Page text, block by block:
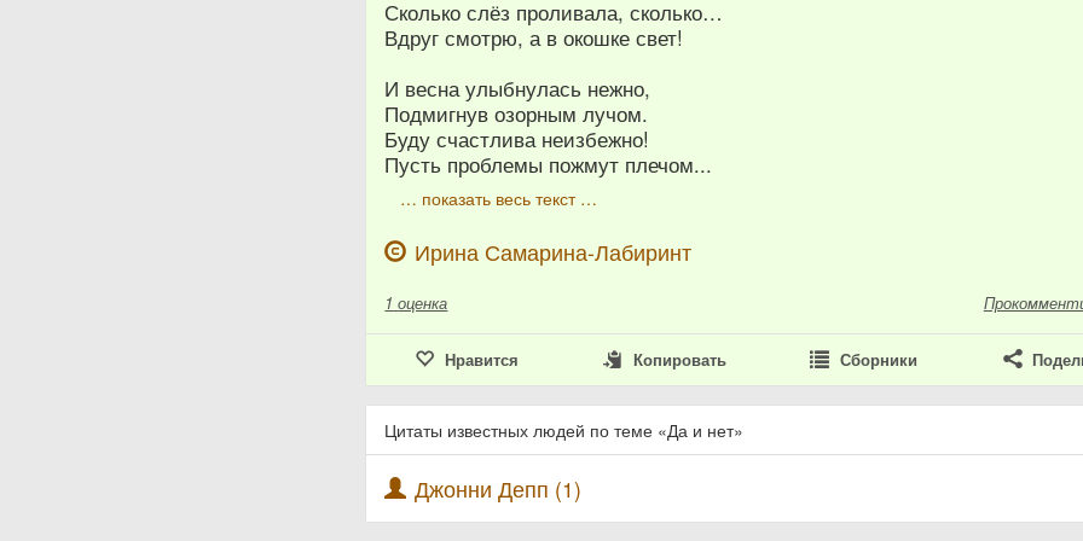
Сколько слёз проливала, сколько…
Вдруг смотрю, а в окошке свет!
И весна улыбнулась нежно,
Подмигнув озорным лучом.
Буду счастлива неизбежно!
Пусть проблемы пожмут плечом...
… показать весь текст …
Ирина Самарина-Лабиринт
1 оценка
Нравится Копировать Сборники
Цитаты известных людей по теме «Да и нет»
Джонни Депп (1)